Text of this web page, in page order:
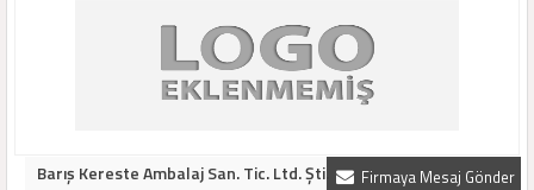
Firmaya Mesaj Gönder
Barış Kereste Ambalaj San. Tic. Ltd. Şti.